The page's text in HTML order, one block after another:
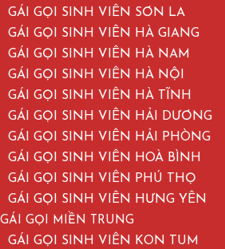
GÁI GỌI SINH VIÊN SƠN LA
GÁI GỌI SINH VIÊN HÀ GIANG
GÁI GỌI SINH VIÊN HÀ NAM
GÁI GỌI SINH VIÊN HÀ NỘI
GÁI GỌI SINH VIÊN HÀ TĨNH
GÁI GỌI SINH VIÊN HẢI DƯƠNG
GÁI GỌI SINH VIÊN HẢI PHÒNG
GÁI GỌI SINH VIÊN HOÀ BÌNH
GÁI GỌI SINH VIÊN PHÚ THỌ
GÁI GỌI SINH VIÊN HƯNG YÊN
GÁI GỌI MIỀN TRUNG
GÁI GỌI SINH VIÊN KON TUM